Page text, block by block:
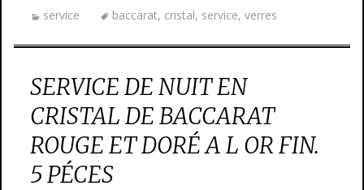
service baccarat, cristal, service, verres
SERVICE DE NUIT EN
CRISTAL DE BACCARAT
ROUGE ET DORÉ A L OR FIN.
5 PÉCES